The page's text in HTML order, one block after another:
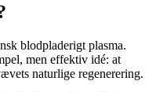
blodpladerigt plasma.
men effektiv idé: at
naturlige regenerering.